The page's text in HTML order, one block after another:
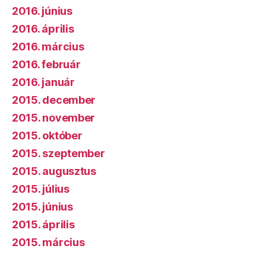
2016. június
2016. április
2016. március
2016. február
2016. január
2015. december
2015. november
2015. október
2015. szeptember
2015. augusztus
2015. július
2015. június
2015. április
2015. március